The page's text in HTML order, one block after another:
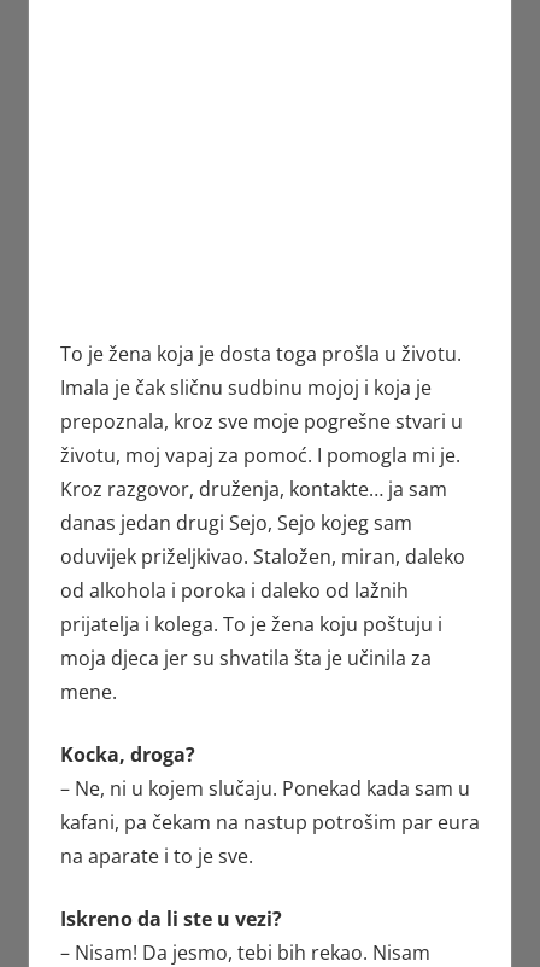
To je žena koja je dosta toga prošla u životu.
Imala je čak sličnu sudbinu mojoj i koja je
prepoznala, kroz sve moje pogrešne stvari u
životu, moj vapaj za pomoć. I pomogla mi je.
Kroz razgovor, druženja, kontakte… ja sam
danas jedan drugi Sejo, Sejo kojeg sam
oduvijek priželjkivao. Staložen, miran, daleko
od alkohola i poroka i daleko od lažnih
prijatelja i kolega. To je žena koju poštuju i
moja djeca jer su shvatila šta je učinila za
mene.
Kocka, droga?
– Ne, ni u kojem slučaju. Ponekad kada sam u
kafani, pa čekam na nastup potrošim par eura
na aparate i to je sve.
Iskreno da li ste u vezi?
– Nisam! Da jesmo, tebi bih rekao. Nisam